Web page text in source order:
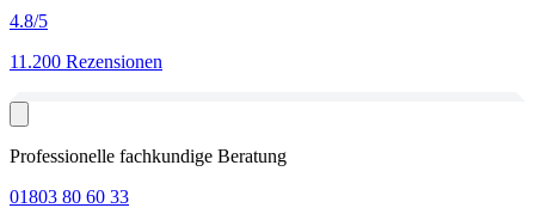
4.8/5
11.200 Rezensionen
Professionelle fachkundige Beratung
01803 80 60 33